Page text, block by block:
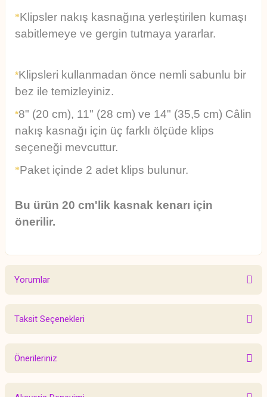
*Klipsler nakış kasnağına yerleştirilen kumaşı
sabitlemeye ve gergin tutmaya yararlar.
*Klipsleri kullanmadan önce nemli sabunlu bir
bez ile temizleyiniz.
*8" (20 cm), 11" (28 cm) ve 14" (35,5 cm) Câlin
nakış kasnağı için üç farklı ölçüde klips
seçeneği mevcuttur.
*Paket içinde 2 adet klips bulunur.
Bu ürün 20 cm'lik kasnak kenarı için
önerilir.
Yorumlar
Taksit Seçenekleri
Önerileriniz
Bu ürünün fiyat bilgisi, resim, ürün açıklamalarında ve diğer konularda